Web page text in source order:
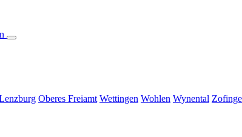
Oberes Freiamt Wettingen Wohlen Wynental